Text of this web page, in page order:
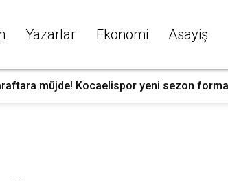
Yazarlar Ekonomi Asayiş
müjde! Kocaelispor yeni sezon